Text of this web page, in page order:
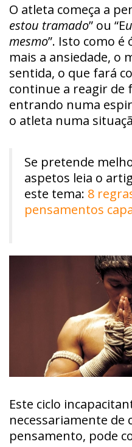
O atleta começa a
estou tramado” ou “E
mesmo”. Isto como
mais a ansiedade, o
sentida, o que fará
continue a reagir de
entrando numa
o atleta numa
Se pretende
aspetos leia o
este tema: 8
pensamentos
Este ciclo
necessariamente de
pensamento, pode